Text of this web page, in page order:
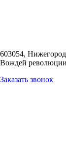
603054,
Вождей
Заказать звонок